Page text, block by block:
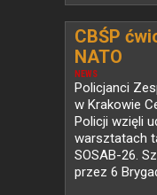
NEWS
CBŚP
NATO
Policjanci
w Krakowie
Policji wzięli
warsztatach
SOSAB-26.
przez 6